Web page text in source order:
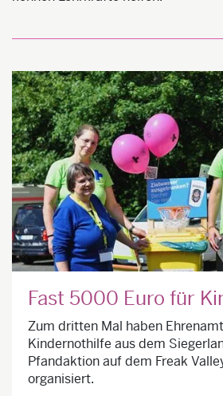
Fast 5000 Euro für
Zum dritten Mal haben
Kindernothilfe aus dem
Pfandaktion auf dem Freak
organisiert.